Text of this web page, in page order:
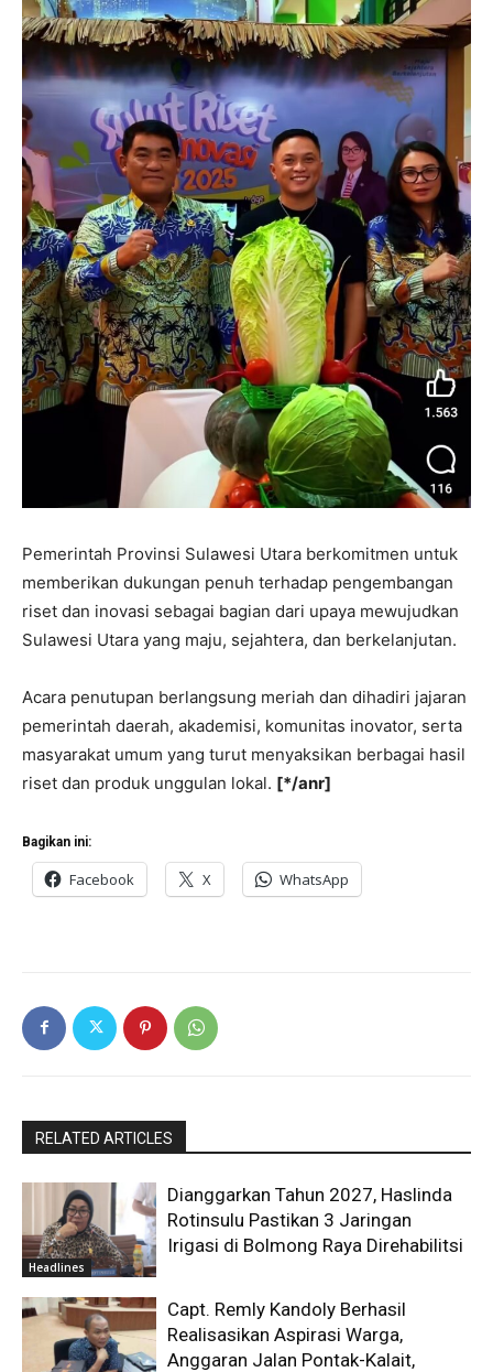
Pemerintah Provinsi Sulawesi Utara berkomitmen untuk
memberikan dukungan penuh terhadap pengembangan
riset dan inovasi sebagai bagian dari upaya mewujudkan
Sulawesi Utara yang maju, sejahtera, dan berkelanjutan.
Acara penutupan berlangsung meriah dan dihadiri jajaran
pemerintah daerah, akademisi, komunitas inovator, serta
masyarakat umum yang turut menyaksikan berbagai hasil
riset dan produk unggulan lokal. [*/anr]
Bagikan ini:
Facebook X WhatsApp
RELATED ARTICLES
Headlines
Dianggarkan Tahun 2027, Haslinda
Rotinsulu Pastikan 3 Jaringan
Irigasi di Bolmong Raya Direhabilitsi
Capt. Remly Kandoly Berhasil
Realisasikan Aspirasi Warga,
Anggaran Jalan Pontak-Kalait,